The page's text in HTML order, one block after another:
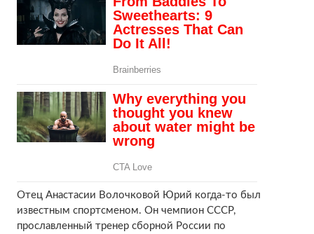
Отец Анастасии Волочковой Юрий когда-то был
известным спортсменом. Он чемпион СССР,
прославленный тренер сборной России по